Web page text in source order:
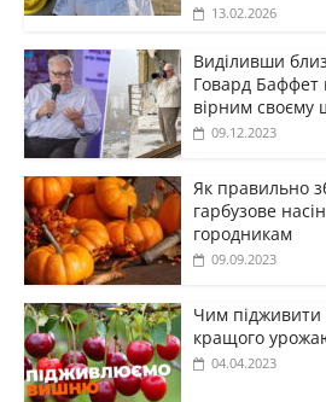
13.02.2026
Виділивши
Говард Баффет
вірним своєму
09.12.2023
Як правильно
гарбузове
городникам
09.09.2023
Чим
кращого
04.04.2023